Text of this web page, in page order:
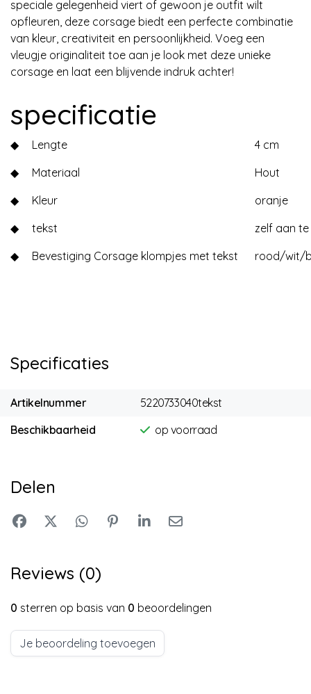
speciale gelegenheid viert of gewoon je outfit wilt
opfleuren, deze corsage biedt een perfecte combinatie
van kleur, creativiteit en persoonlijkheid. Voeg een
vleugje originaliteit toe aan je look met deze unieke
corsage en laat een blijvende indruk achter!
specificatie
◆ Lengte
4 cm
◆
Materiaal
Hout
◆
Kleur
oranje
◆
tekst
zelf aan
◆
Bevestiging Corsage klompjes met tekst rood/wit/
Specificaties
Artikelnummer
5220733040tekst
Beschikbaarheid
op voorraad
Delen
Reviews (0)
0 sterren op basis van 0 beoordelingen
Je beoordeling toevoegen